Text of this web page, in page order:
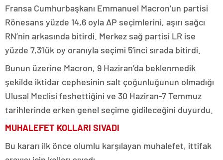
Fransa Cumhurbaşkanı Emmanuel Macron’un partisi
Rönesans yüzde 14,6 oyla AP seçimlerini, aşırı sağcı
RN’nin arkasında bitirdi. Merkez sağ partisi LR ise
yüzde 7,3’lük oy oranıyla seçimi 5’inci sırada bitirdi.
Bunun üzerine Macron, 9 Haziran’da beklenmedik
şekilde iktidar cephesinin salt çoğunluğunun olmadığı
Ulusal Meclisi feshettiğini ve 30 Haziran-7 Temmuz
tarihlerinde erken genel seçime gidileceğini duyurdu.
MUHALEFET KOLLARI SIVADI
Bu kararı ilk önce olumlu karşılayan muhalefet, ittifak